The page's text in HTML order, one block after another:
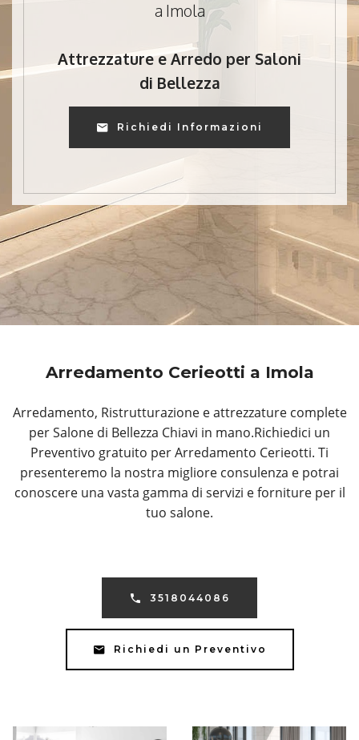
a Imola
Attrezzature e Arredo per Saloni
di Bellezza
Richiedi Informazioni
Arredamento Cerieotti a Imola
Arredamento, Ristrutturazione e attrezzature complete
per Salone di Bellezza Chiavi in mano.Richiedici un
Preventivo gratuito per Arredamento Cerieotti. Ti
presenteremo la nostra migliore consulenza e potrai
conoscere una vasta gamma di servizi e forniture per il
tuo salone.
3518044086
Richiedi un Preventivo